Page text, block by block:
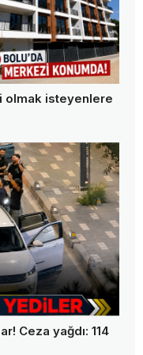
olmak isteyenlere
Ceza yağdı: 114